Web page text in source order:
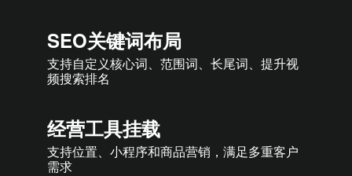
SEO关键词布局
支持自定义核心词、范围词、长尾词、提升视
频搜索排名
经营工具挂载
支持位置、小程序和商品营销，满足多重客户
需求